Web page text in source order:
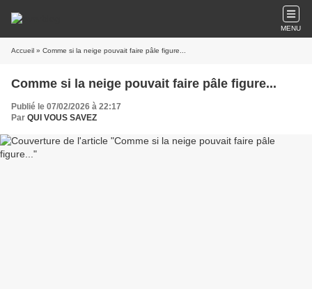
MENU
Accueil » Comme si la neige pouvait faire pâle figure...
Comme si la neige pouvait faire pâle figure...
Publié le 07/02/2026 à 22:17
Par QUI VOUS SAVEZ